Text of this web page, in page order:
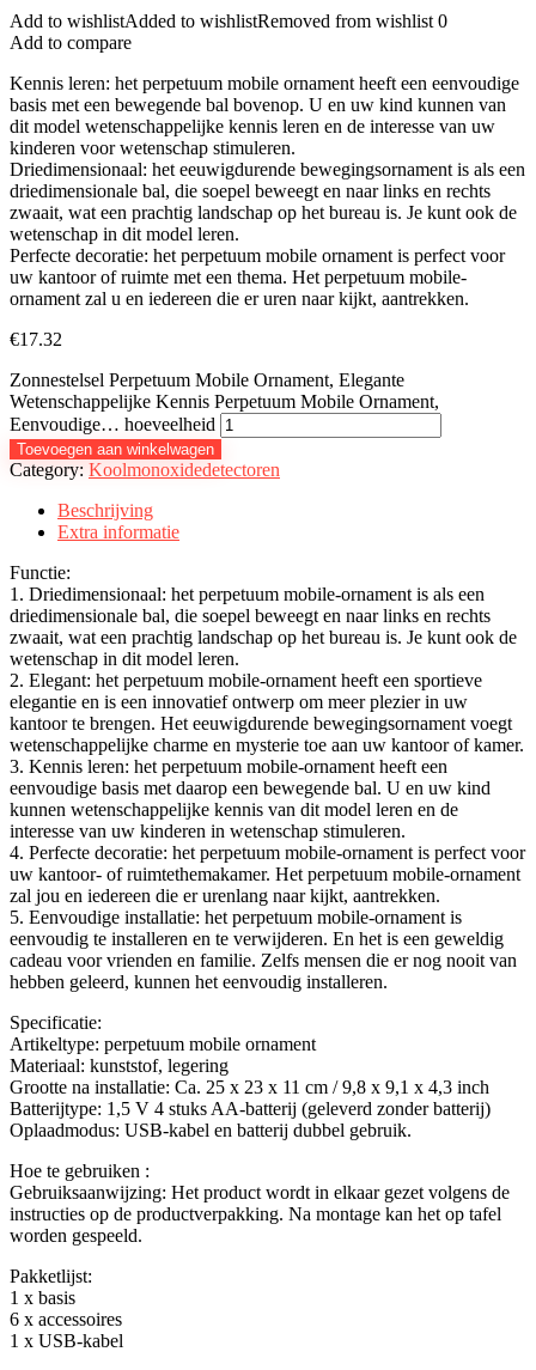
Add to wishlistAdded to wishlistRemoved from wishlist 0
Add to compare
Kennis leren: het perpetuum mobile ornament heeft een eenvoudige
basis met een bewegende bal bovenop. U en uw kind kunnen van
dit model wetenschappelijke kennis leren en de interesse van uw
kinderen voor wetenschap stimuleren.
Driedimensionaal: het eeuwigdurende bewegingsornament is als een
driedimensionale bal, die soepel beweegt en naar links en rechts
zwaait, wat een prachtig landschap op het bureau is. Je kunt ook de
wetenschap in dit model leren.
Perfecte decoratie: het perpetuum mobile ornament is perfect voor
uw kantoor of ruimte met een thema. Het perpetuum mobile-
ornament zal u en iedereen die er uren naar kijkt, aantrekken.
€17.32
Zonnestelsel Perpetuum Mobile Ornament, Elegante
Wetenschappelijke Kennis Perpetuum Mobile Ornament,
Eenvoudige… hoeveelheid
Toevoegen aan winkelwagen
Category: Koolmonoxidedetectoren
Beschrijving
Extra informatie
Functie:
1. Driedimensionaal: het perpetuum mobile-ornament is als een
driedimensionale bal, die soepel beweegt en naar links en rechts
zwaait, wat een prachtig landschap op het bureau is. Je kunt ook de
wetenschap in dit model leren.
2. Elegant: het perpetuum mobile-ornament heeft een sportieve
elegantie en is een innovatief ontwerp om meer plezier in uw
kantoor te brengen. Het eeuwigdurende bewegingsornament voegt
wetenschappelijke charme en mysterie toe aan uw kantoor of kamer.
3. Kennis leren: het perpetuum mobile-ornament heeft een
eenvoudige basis met daarop een bewegende bal. U en uw kind
kunnen wetenschappelijke kennis van dit model leren en de
interesse van uw kinderen in wetenschap stimuleren.
4. Perfecte decoratie: het perpetuum mobile-ornament is perfect voor
uw kantoor- of ruimtethemakamer. Het perpetuum mobile-ornament
zal jou en iedereen die er urenlang naar kijkt, aantrekken.
5. Eenvoudige installatie: het perpetuum mobile-ornament is
eenvoudig te installeren en te verwijderen. En het is een geweldig
cadeau voor vrienden en familie. Zelfs mensen die er nog nooit van
hebben geleerd, kunnen het eenvoudig installeren.
Specificatie:
Artikeltype: perpetuum mobile ornament
Materiaal: kunststof, legering
Grootte na installatie: Ca. 25 x 23 x 11 cm / 9,8 x 9,1 x 4,3 inch
Batterijtype: 1,5 V 4 stuks AA-batterij (geleverd zonder batterij)
Oplaadmodus: USB-kabel en batterij dubbel gebruik.
Hoe te gebruiken :
Gebruiksaanwijzing: Het product wordt in elkaar gezet volgens de
instructies op de productverpakking. Na montage kan het op tafel
worden gespeeld.
Pakketlijst:
1 x basis
6 x accessoires
1 x USB-kabel